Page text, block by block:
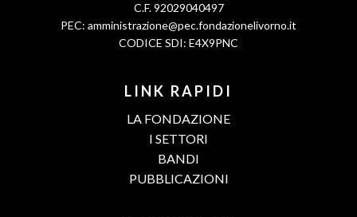
C.F. 92029040497
PEC: amministrazione@pec.fondazionelivorno.it
CODICE SDI: E4X9PNC
LINK RAPIDI
LA FONDAZIONE
I SETTORI
BANDI
PUBBLICAZIONI